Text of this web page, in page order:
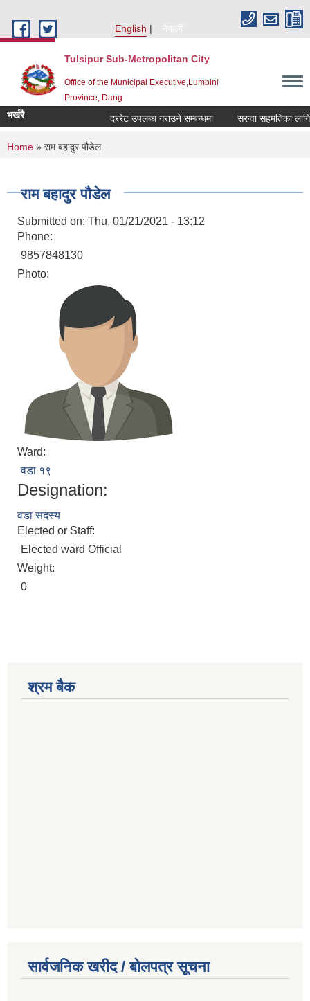
English
नेपाली
Tulsipur Sub-Metropolitan City
Office of the Municipal Executive,Lumbini
Province, Dang
भर्खरै दररेट उपलब्ध गराउने सम्बन्धमा सरुवा सहमतिका लागि
You are here
Home » राम बहादुर पौडेल
राम बहादुर पौडेल
Submitted on: Thu, 01/21/2021 - 13:12
Phone:
9857848130
Photo:
Ward:
वडा १९
Designation:
वडा सदस्य
Elected or Staff:
Elected ward Official
Weight:
0
श्रम बैक
सार्वजनिक खरीद / बोलपत्र सूचना